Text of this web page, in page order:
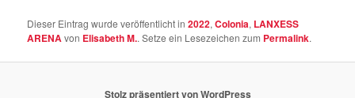
Dieser Eintrag wurde veröffentlicht in2022,Colonia, LANXESS
ARENAvon Elisabeth M.. Setze ein Lesezeichen zum Permalink.
Stolz präsentiert von WordPress